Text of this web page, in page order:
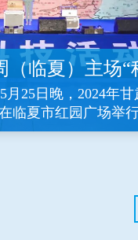
25日晚，2024年
临夏市红园广场举